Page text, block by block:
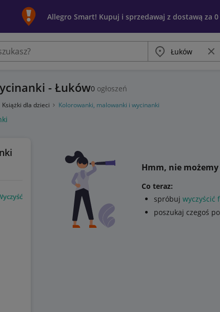
Allegro Smart! Kupuj i sprzedawaj z dostawą za 0
Miasto
- Łuków0 ogłoszeń
Książki dla dzieci Kolorowanki, malowanki i wycinanki
Hmm, nie możemy
Co teraz:
spróbuj wyczyścić
poszukaj czegoś